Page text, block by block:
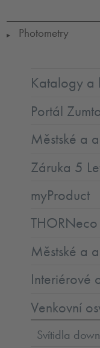
▶ Photometry
Katalogy a
Portál
Městské a
Záruka 5
myProduct
THORNeco
Městské a
Interiérové
Venkovní
Svítidla